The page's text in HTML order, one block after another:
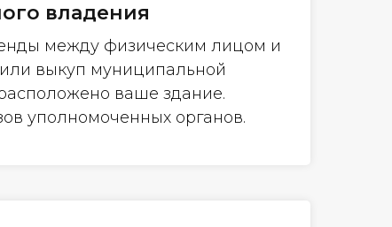
владения
между физическим лицом и
выкуп муниципальной
ваше здание.
уполномоченных органов.